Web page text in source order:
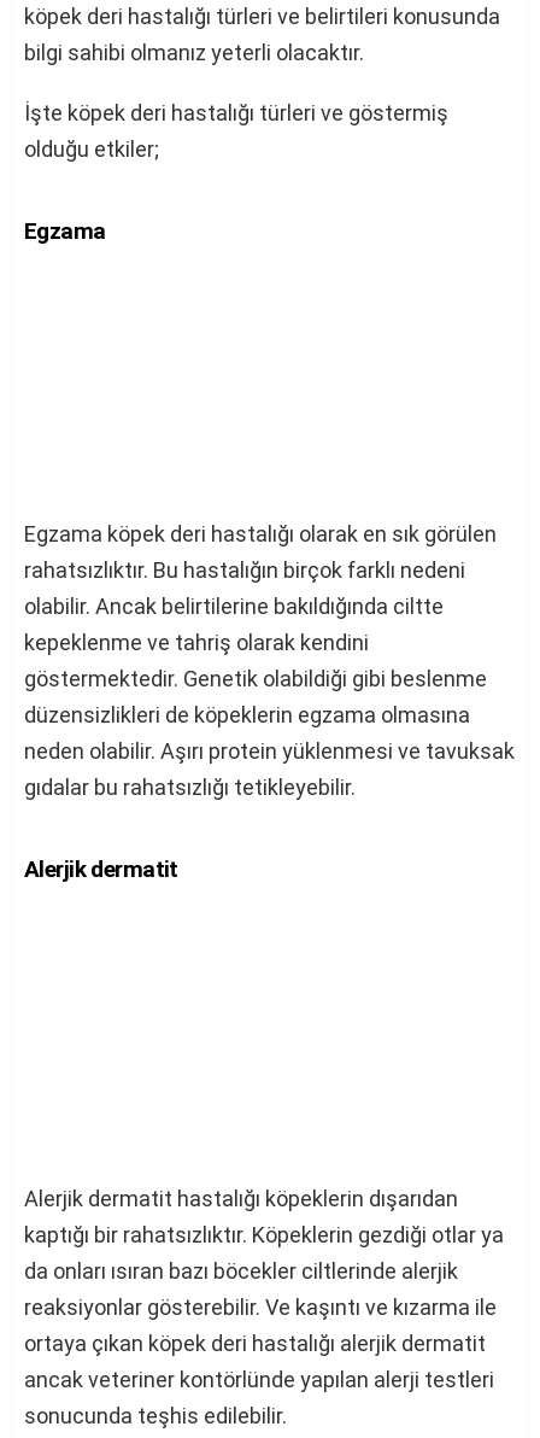
köpek deri hastalığı türleri ve belirtileri konusunda
bilgi sahibi olmanız yeterli olacaktır.
İşte köpek deri hastalığı türleri ve göstermiş
olduğu etkiler;
Egzama
Egzama köpek deri hastalığı olarak en sık görülen
rahatsızlıktır. Bu hastalığın birçok farklı nedeni
olabilir. Ancak belirtilerine bakıldığında ciltte
kepeklenme ve tahriş olarak kendini
göstermektedir. Genetik olabildiği gibi beslenme
düzensizlikleri de köpeklerin egzama olmasına
neden olabilir. Aşırı protein yüklenmesi ve tavuksak
gıdalar bu rahatsızlığı tetikleyebilir.
Alerjik dermatit
Alerjik dermatit hastalığı köpeklerin dışarıdan
kaptığı bir rahatsızlıktır. Köpeklerin gezdiği otlar ya
da onları ısıran bazı böcekler ciltlerinde alerjik
reaksiyonlar gösterebilir. Ve kaşıntı ve kızarma ile
ortaya çıkan köpek deri hastalığı alerjik dermatit
ancak veteriner kontörlünde yapılan alerji testleri
sonucunda teşhis edilebilir.